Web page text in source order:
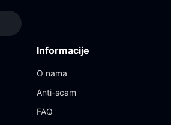
Informacije
O nama
Anti-scam
FAQ